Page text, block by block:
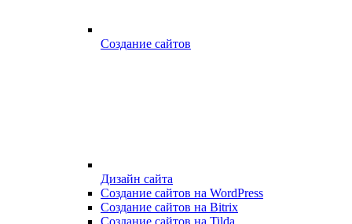
Создание сайтов
Дизайн сайта
Создание сайтов на WordPress
Создание сайтов на Bitrix
Создание сайтов на Tilda